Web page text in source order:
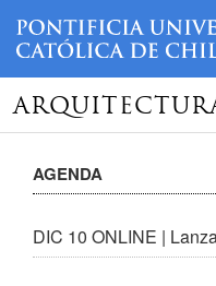
AGENDA
DIC 10 ONLINE |